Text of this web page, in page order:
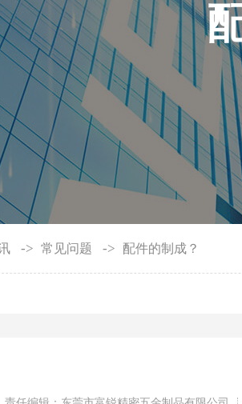
-> 常见问题 -> 配件的制成？